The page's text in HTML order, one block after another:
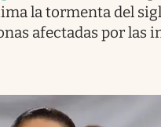
la tormenta del
afectadas por las